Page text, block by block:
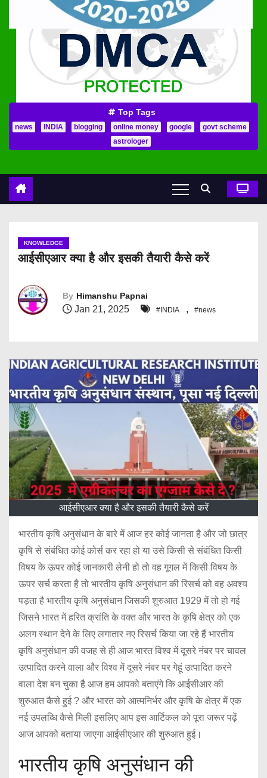
Top Tags
news INDIA blogging online money google
govt scheme
astrologer
KNOWLEDGE
आईसीएआर क्या है और इसकी तैयारी कैसे करें
By Himanshu Papnai
Jan 21, 2025 #INDIA , #news
आईसीएआर क्या है और इसकी तैयारी कैसे करें
भारतीय कृषि अनुसंधान के बारे में आज हर कोई जानता है और जो छात्र
कृषि से संबंधित कोई कोर्स कर रहा हो या उसे किसी से संबंधित किसी
विषय के ऊपर कोई जानकारी लेनी हो तो वह गूगल में किसी विषय के
ऊपर सर्च करता है तो भारतीय कृषि अनुसंधान की रिसर्च को वह अवश्य
पड़ता है भारतीय कृषि अनुसंधान जिसकी शुरुआत 1929 में तो हो गई
जिसने भारत में हरित क्रांति के वक्त और भारत के कृषि क्षेत्र को एक
अलग स्थान देने के लिए लगातार नए रिसर्च किया जा रहे हैं भारतीय
कृषि अनुसंधान की वजह से ही आज भारत विश्व में दूसरे नंबर पर चावल
उत्पादित करने वाला और विश्व में दूसरे नंबर पर गेहूं उत्पादित करने
वाला देश बन चुका है आज हम आपको बताएंगे कि आईसीआर की
शुरुआत कैसे हुई ? और भारत को आत्मनिर्भर और कृषि के क्षेत्र में एक
नई उपलब्धि कैसे मिली इसलिए आप इस आर्टिकल को पूरा जरूर पढ़ें
आज आपको बताया जाएगा आईसीएआर की शुरुआत हुई।
भारतीय कृषि अनुसंधान की